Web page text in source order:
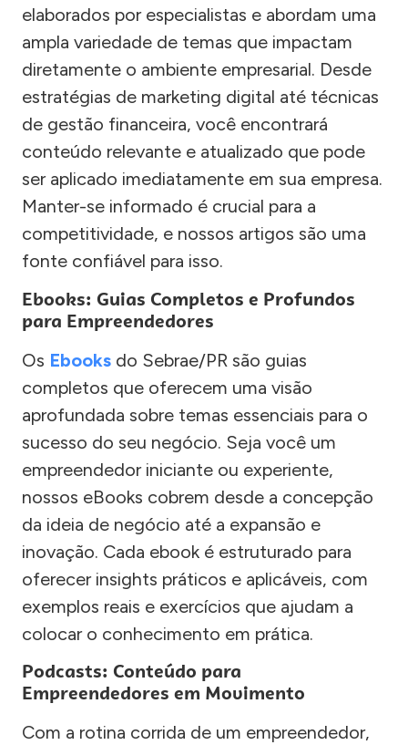
elaborados por especialistas e abordam uma
ampla variedade de temas que impactam
diretamente o ambiente empresarial. Desde
estratégias de marketing digital até técnicas
de gestão financeira, você encontrará
conteúdo relevante e atualizado que pode
ser aplicado imediatamente em sua empresa.
Manter-se informado é crucial para a
competitividade, e nossos artigos são uma
fonte confiável para isso.
Ebooks: Guias Completos e Profundos
para Empreendedores
Os Ebooks do Sebrae/PR são guias
completos que oferecem uma visão
aprofundada sobre temas essenciais para o
sucesso do seu negócio. Seja você um
empreendedor iniciante ou experiente,
nossos eBooks cobrem desde a concepção
da ideia de negócio até a expansão e
inovação. Cada ebook é estruturado para
oferecer insights práticos e aplicáveis, com
exemplos reais e exercícios que ajudam a
colocar o conhecimento em prática.
Podcasts: Conteúdo para
Empreendedores em Movimento
Com a rotina corrida de um empreendedor,